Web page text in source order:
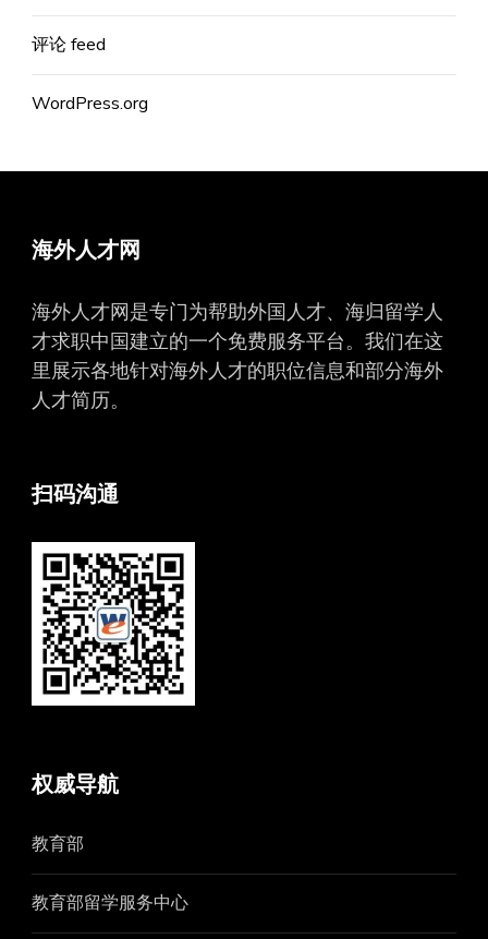
评论 feed
WordPress.org
海外人才网
海外人才网是专门为帮助外国人才、海归留学人
才求职中国建立的一个免费服务平台。我们在这
里展示各地针对海外人才的职位信息和部分海外
人才简历。
扫码沟通
权威导航
教育部
教育部留学服务中心